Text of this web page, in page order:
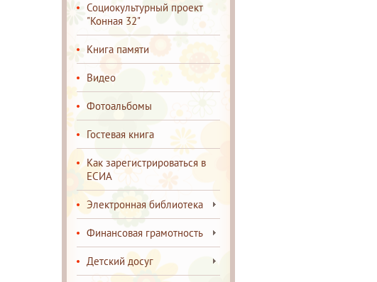
Социокультурный проект
"Конная 32"
Книга памяти
Видео
Фотоальбомы
Гостевая книга
Как зарегистрироваться в
ЕСИА
Электронная библиотека
Финансовая грамотность
Детский досуг